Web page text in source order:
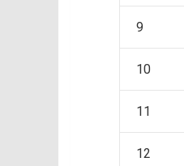
9
10
11
12